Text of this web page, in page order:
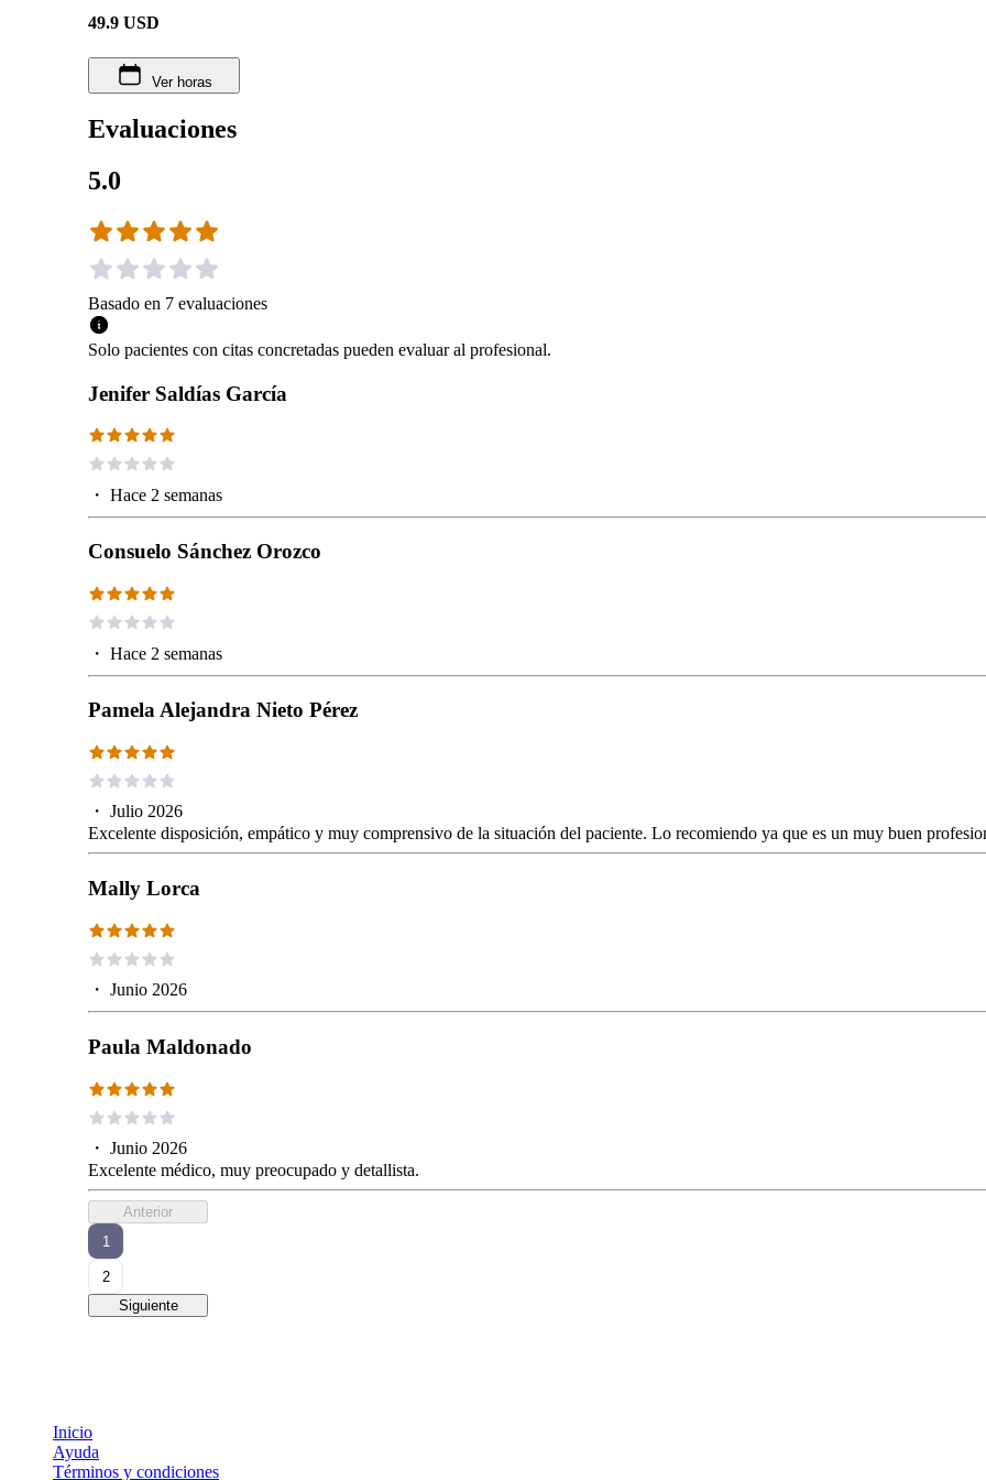
49.9 USD
Ver horas
Evaluaciones
5.0
Basado en 7 evaluaciones
Solo pacientes con citas concretadas pueden evaluar al profesional.
⁠Jenifer Saldías García
・ Hace 2 semanas
Consuelo Sánchez Orozco
・ Hace 2 semanas
Pamela Alejandra Nieto Pérez
・ Julio 2026
Excelente disposición, empático y muy comprensivo de la situación del paciente. Lo recomiendo ya que es un muy buen
Mally Lorca
・ Junio 2026
Paula Maldonado
・ Junio 2026
Excelente médico, muy preocupado y detallista.
Anterior
1
2
Siguiente
Inicio
Ayuda
Términos y condiciones